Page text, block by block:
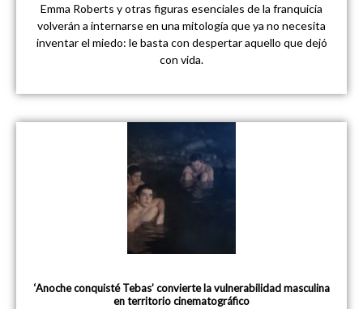
Emma Roberts y otras figuras esenciales de la franquicia
volverán a internarse en una mitología que ya no necesita
inventar el miedo: le basta con despertar aquello que dejó
con vida.
‘Anoche conquisté Tebas’ convierte la vulnerabilidad masculina
en territorio cinematográfico